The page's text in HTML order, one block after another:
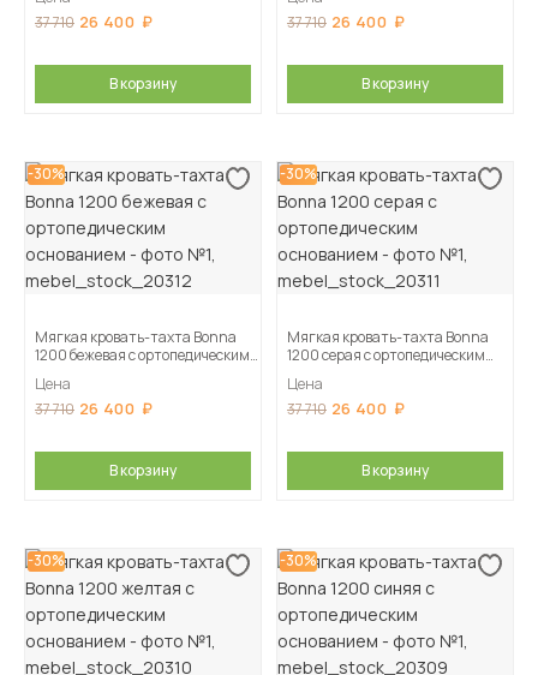
37 710 26 400
В корзину
37 710 26 400
В корзину
-30%
Мягкая кровать-тахта Bonna
1200 бежевая c ортопедическим
Цена
37 710 26 400
В корзину
-30%
Мягкая кровать-тахта Bonna
1200 серая c ортопедическим
Цена
37 710 26 400
В корзину
-30% -30%